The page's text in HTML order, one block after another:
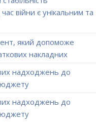
війни є унікальним та
який допоможе
накладних
надходжень до
надходжень до